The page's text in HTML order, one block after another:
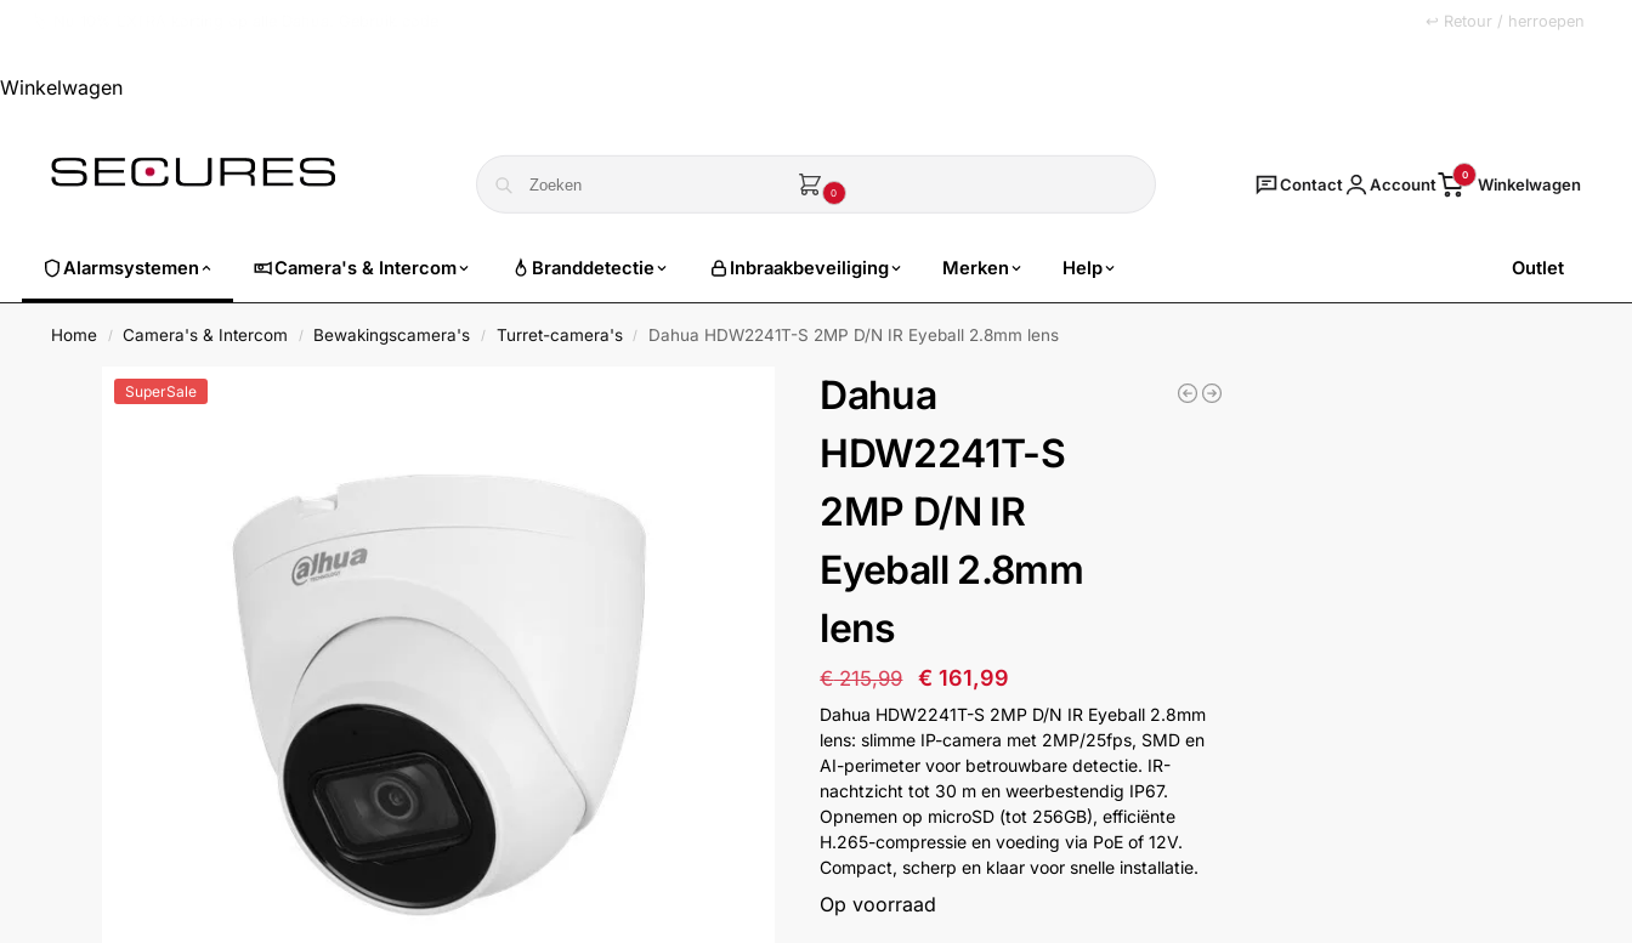
↩ Retour / herroepen
Winkelwagen
Zoeken
0 Contact Account 0
Alarmsystemen Camera's & Intercom Branddetectie Inbraakbeveiliging Merken Help Outlet
Home / Camera's & Intercom / Bewakingscamera's / Turret-camera's / Dahua HDW2241T-S 2MP D/N IR Eyeball 2.8mm lens
SuperSale
Dahua
HDW2241T-S
2MP D/N IR
Eyeball 2.8mm
lens
€215,99 € 161,99
Dahua HDW2241T-S 2MP D/N IR Eyeball 2.8mm
lens: slimme IP-camera met 2MP/25fps, SMD en
AI-perimeter voor betrouwbare detectie. IR-
nachtzicht tot 30 m en weerbestendig IP67.
Opnemen op microSD (tot 256GB), efficiënte
H.265-compressie en voeding via PoE of 12V.
Compact, scherp en klaar voor snelle installatie.
Op voorraad